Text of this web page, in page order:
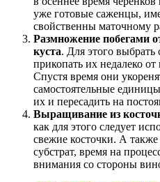
уже готовые саженцы,
свойственны маточному
Размножение побегами
куста. Для этого
прикопать их недалеко
Спустя время они
самостоятельные
их и пересадить на
Выращивание из
как для этого следует
свежие косточки. А
субстрат, время на
внимания со стороны